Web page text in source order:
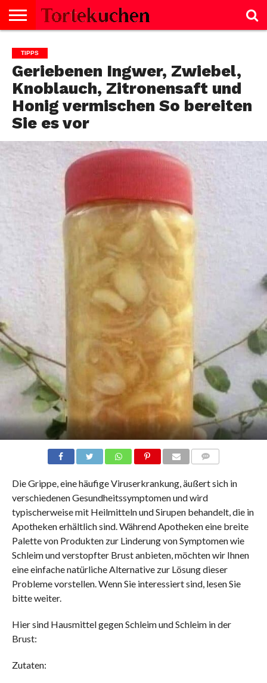
SALZIGE
GERICHTE
TORTE
SELBERMACHEN
NACHTISCH
SALAT
GEBÄCK
KEKSE
BROT
SCHNITTEN
BISKUITROLLE
CREMES
FISCH
GESUNDHEIT
MUFFINS
NACHTISCH
SUPPE
TIPPS
TIPPS
Geriebenen Ingwer, Zwiebel,
Knoblauch, Zitronensaft und
Honig vermischen So bereiten
Sie es vor
Die Grippe, eine häufige Viruserkrankung, äußert sich in
verschiedenen Gesundheitssymptomen und wird
typischerweise mit Heilmitteln und Sirupen behandelt, die in
Apotheken erhältlich sind. Während Apotheken eine breite
Palette von Produkten zur Linderung von Symptomen wie
Schleim und verstopfter Brust anbieten, möchten wir Ihnen
eine einfache natürliche Alternative zur Lösung dieser
Probleme vorstellen. Wenn Sie interessiert sind, lesen Sie
bitte weiter.
Hier sind Hausmittel gegen Schleim und Schleim in der
Brust:
Zutaten: